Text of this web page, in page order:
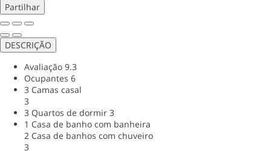
Partilhar
DESCRIÇÃO
Avaliação 9.3
Ocupantes 6
3 Camas casal
3
3 Quartos de dormir 3
1 Casa de banho com banheira
2 Casa de banhos com chuveiro
3